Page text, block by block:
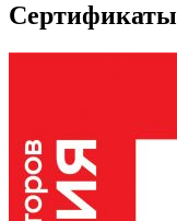
Сертификаты